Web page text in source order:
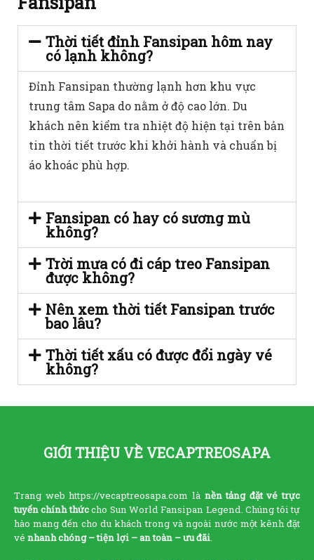
Thời tiết đỉnh Fansipan hôm nay
có lạnh không?
Đỉnh Fansipan thường lạnh hơn khu vực
trung tâm Sapa do nằm ở độ cao lớn. Du
khách nên kiểm tra nhiệt độ hiện tại trên bản
tin thời tiết trước khi khởi hành và chuẩn bị
áo khoác phù hợp.
Fansipan có hay có sương mù
không?
Trời mưa có đi cáp treo Fansipan
được không?
Nên xem thời tiết Fansipan trước
bao lâu?
Thời tiết xấu có được đổi ngày vé
không?
GIỚI THIỆU VỀ VECAPTREOSAPA
Trang web https://vecaptreosapa.com là nền tảng đặt vé trực
tuyến chính thứccho Sun World Fansipan Legend. Chúng tôi tự
hào mang đến cho du khách trong và ngoài nước một kênh đặt
vé nhanh chóng – tiện lợi – an toàn – ưu đãi.